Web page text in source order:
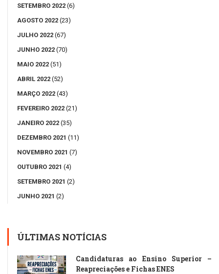
SETEMBRO 2022 (6)
AGOSTO 2022 (23)
JULHO 2022 (67)
JUNHO 2022 (70)
MAIO 2022 (51)
ABRIL 2022 (52)
MARÇO 2022 (43)
FEVEREIRO 2022 (21)
JANEIRO 2022 (35)
DEZEMBRO 2021 (11)
NOVEMBRO 2021 (7)
OUTUBRO 2021 (4)
SETEMBRO 2021 (2)
JUNHO 2021 (2)
ÚLTIMAS NOTÍCIAS
Candidaturas ao Ensino Superior –
Reapreciações e Fichas ENES